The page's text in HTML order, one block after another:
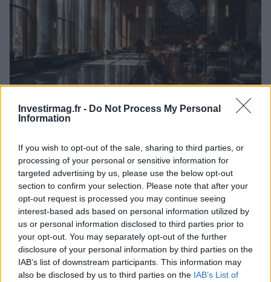
Investirmag.fr - Do Not Process My Personal
Information
If you wish to opt-out of the sale, sharing to third parties, or
processing of your personal or sensitive information for
targeted advertising by us, please use the below opt-out
section to confirm your selection. Please note that after your
opt-out request is processed you may continue seeing
interest-based ads based on personal information utilized by
us or personal information disclosed to third parties prior to
your opt-out. You may separately opt-out of the further
disclosure of your personal information by third parties on the
IAB’s list of downstream participants. This information may
also be disclosed by us to third parties on the IAB’s List of
La guerre des géants de la tech : Apple contre OpenAI
Juliette Bernard · 7 Août 2026